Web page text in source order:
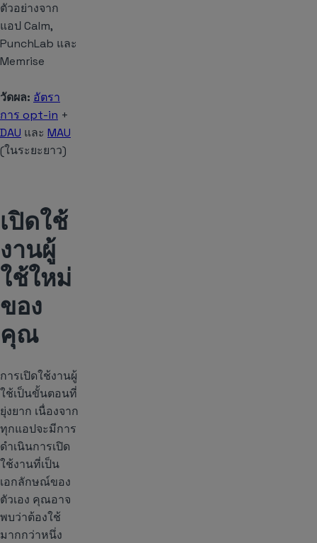
ตัวอย่างจาก
แอป Calm,
PunchLab และ
Memrise
วัดผล: อัตรา
การ opt-in +
DAU และ MAU
(ในระยะยาว)
เปิดใช้
งานผู้
ใช้ใหม่
ของ
คุณ
การเปิดใช้งานผู้
ใช้เป็นขั้นตอนที่
ยุ่งยาก เนื่องจาก
ทุกแอปจะมีการ
ดำเนินการเปิด
ใช้งานที่เป็น
เอกลักษณ์ของ
ตัวเอง คุณอาจ
พบว่าต้องใช้
มากกว่าหนึ่ง